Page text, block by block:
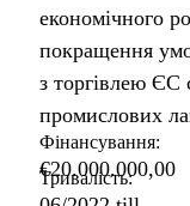
економічного
покращення
з торгівлею ЄС
промислових
Фінансування:
€20.000.000,00
Тривалість: